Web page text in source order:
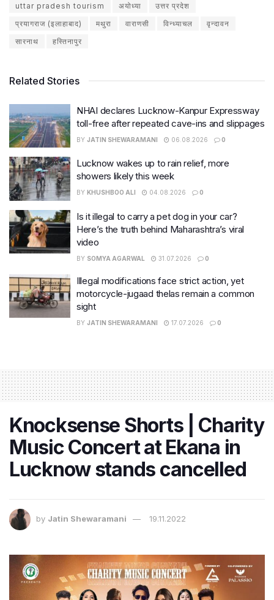
uttar pradesh tourism
अयोध्या
उत्तर प्रदेश
प्रयागराज (इलाहाबाद)
मथुरा वाराणसी विन्ध्याचल
वृन्दावन
सारनाथ
हस्तिनापुर
Related Stories
NHAI declares Lucknow-Kanpur Expressway
toll-free after repeated cave-ins and slippages
BY JATIN SHEWARAMANI 06.08.2026 0
Lucknow wakes up to rain relief, more
showers likely this week
BY KHUSHBOO ALI 04.08.2026 0
Is it illegal to carry a pet dog in your car?
Here’s the truth behind Maharashtra’s viral
video
BY SOMYA AGARWAL 31.07.2026 0
Illegal modifications face strict action, yet
motorcycle-jugaad thelas remain a common
sight
BY JATIN SHEWARAMANI 17.07.2026 0
Knocksense Shorts | Charity
Music Concert at Ekana in
Lucknow stands cancelled
by Jatin Shewaramani 19.11.2022